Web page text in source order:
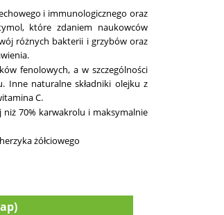
i immunologicznego oraz
które zdaniem naukowców
różnych bakterii i grzybów oraz
fenolowych, a w szczególności
Inne naturalne składniki olejku z
C.
70% karwakrolu i maksymalnie
żółciowego